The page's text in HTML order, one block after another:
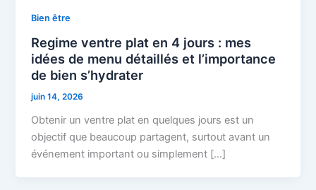
Bien être
Regime ventre plat en 4 jours : mes
idées de menu détaillés et l’importance
de bien s’hydrater
juin 14, 2026
Obtenir un ventre plat en quelques jours est un
objectif que beaucoup partagent, surtout avant un
événement important ou simplement […]